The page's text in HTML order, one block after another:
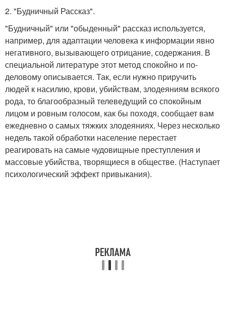
2. "Будничный Рассказ".
"Будничный" или "обыденный" рассказ используется,
например, для адаптации человека к информации явно
негативного, вызывающего отрицание, содержания. В
специальной литературе этот метод спокойно и по-
деловому описывается. Так, если нужно приручить
людей к насилию, крови, убийствам, злодеяниям всякого
рода, то благообразный телеведущий со спокойным
лицом и ровным голосом, как бы походя, сообщает вам
ежедневно о самых тяжких злодеяниях. Через несколько
недель такой обработки население перестает
реагировать на самые чудовищные преступления и
массовые убийства, творящиеся в обществе. (Наступает
психологический эффект привыкания).